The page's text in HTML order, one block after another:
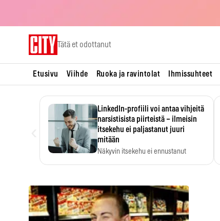
Tätä et odottanut
Etusivu Viihde Ruoka ja ravintolat Ihmissuhteet
LinkedIn-profiili voi antaa vihjeitä
narsistisista piirteistä – ilmeisin
itsekehu ei paljastanut juuri
mitään
Näkyvin itsekehu ei ennustanut